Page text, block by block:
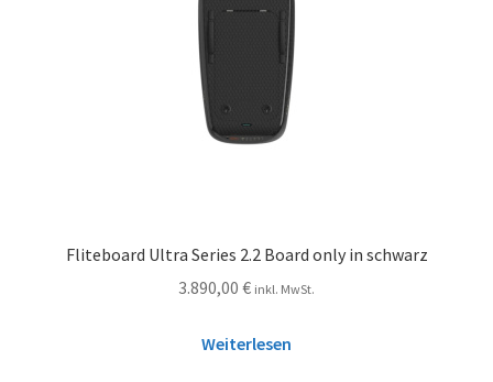
Fliteboard Ultra Series 2.2 Board only in schwarz
3.890,00 € inkl. MwSt.
Weiterlesen